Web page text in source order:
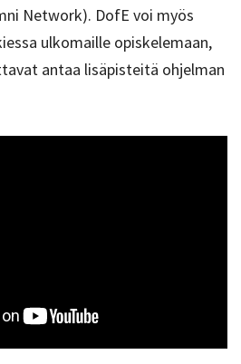
Network). DofE voi myös
ulkomaille opiskelemaan,
antaa lisäpisteitä ohjelman